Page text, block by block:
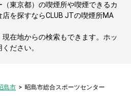
東京都）の喫煙所や喫煙できるカ
を探すならCLUB JTの喫煙所MA
在地からの検索もできます。ホッ
ださい。
島市 昭島市総合スポーツセンター